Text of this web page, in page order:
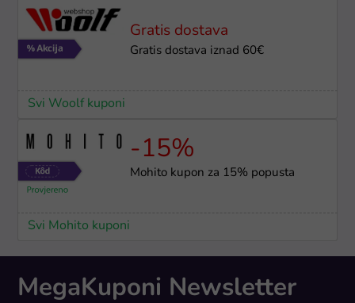
Gratis dostava
Gratis dostava iznad 60€
Svi Woolf kuponi
-15%
Mohito kupon za 15% popusta
Svi Mohito kuponi
MegaKuponi Newsletter